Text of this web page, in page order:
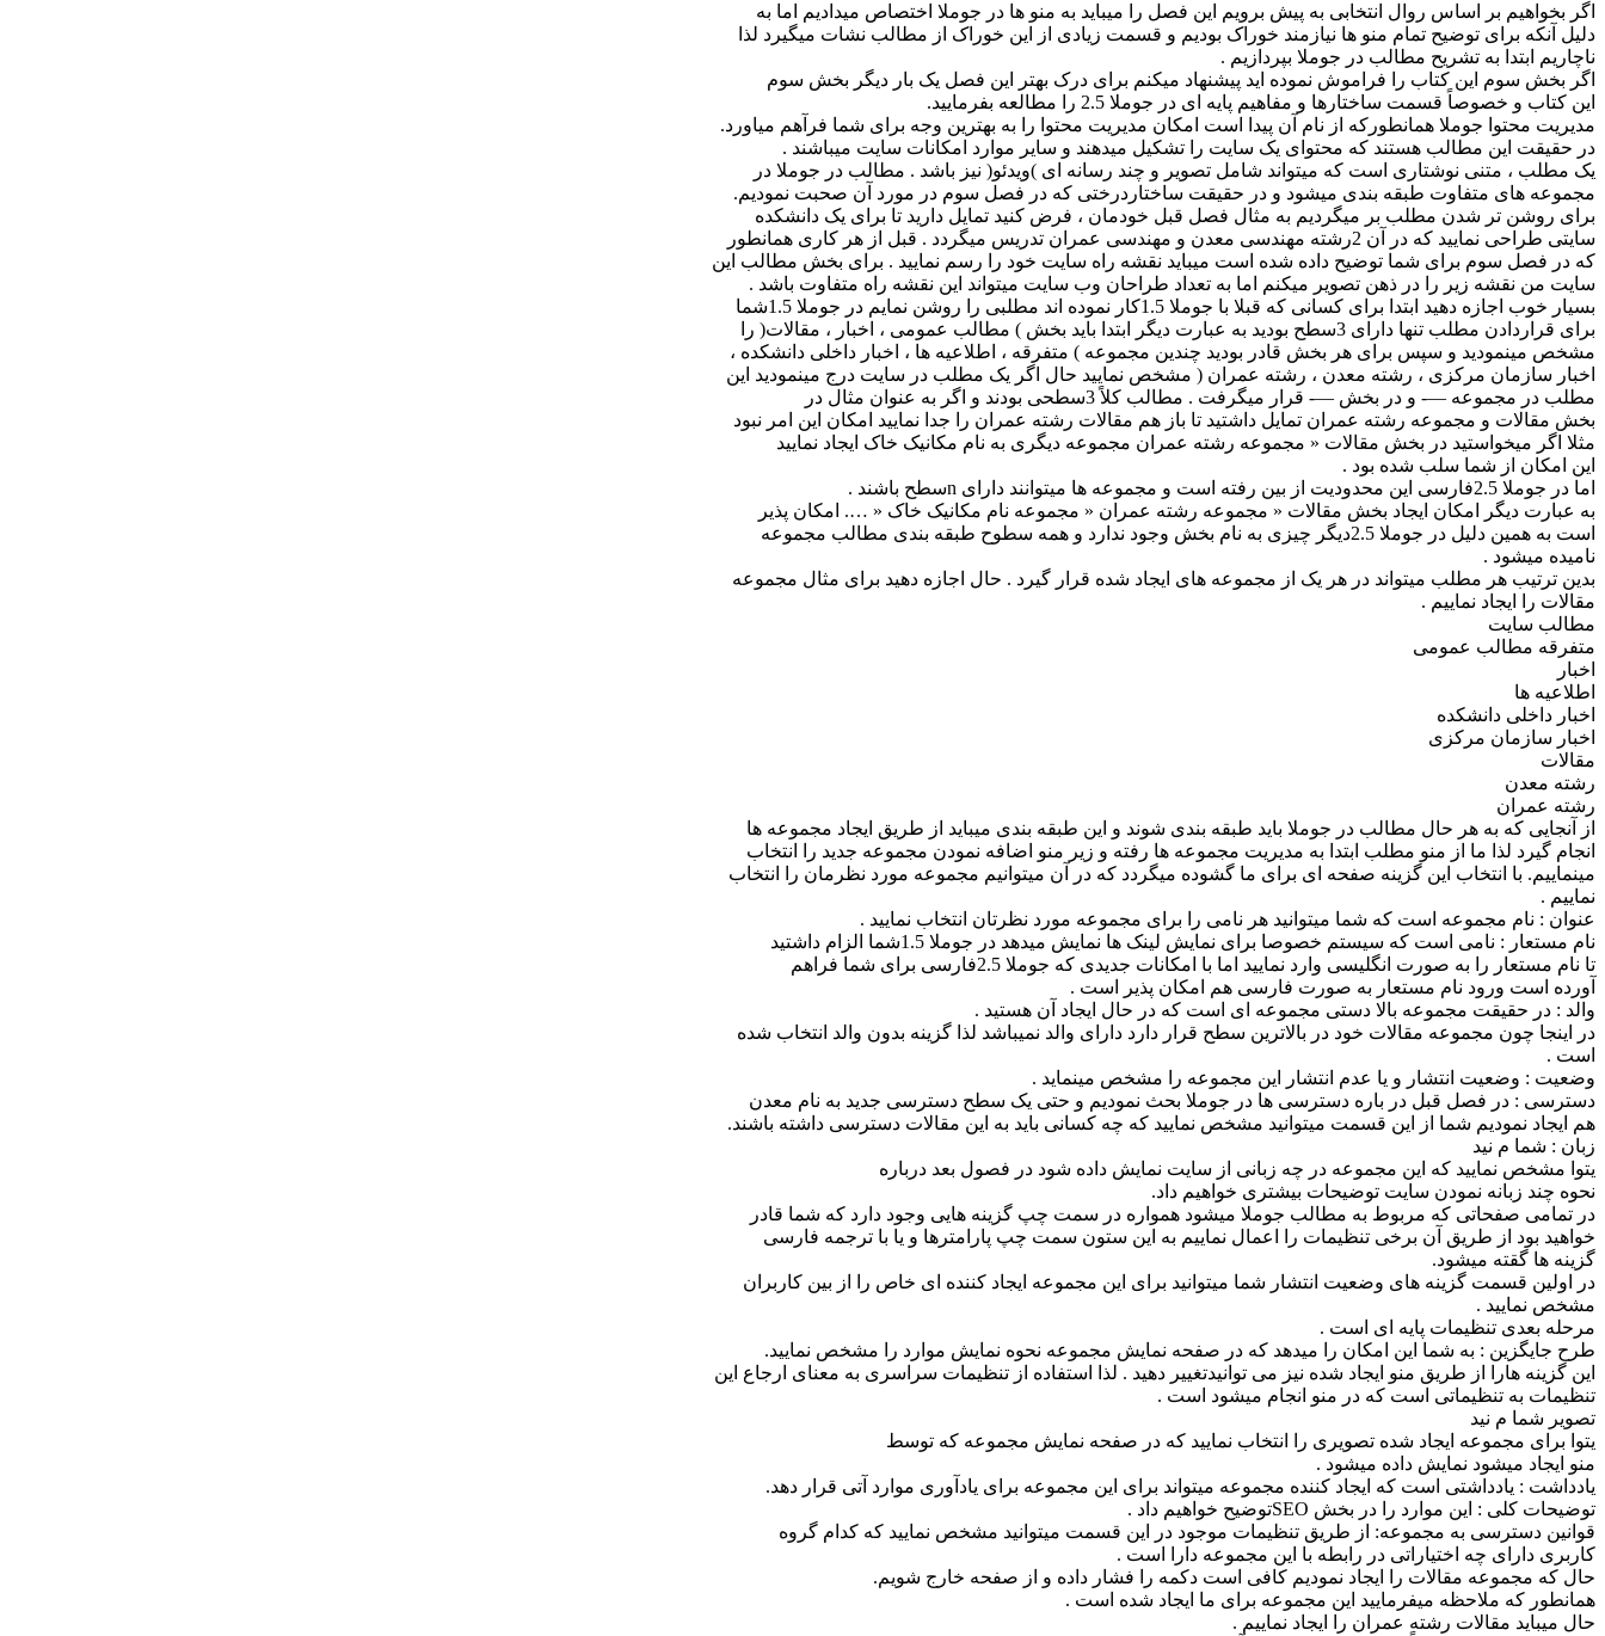
اگر بخواهیم بر اساس روال انتخابی به پیش برویم این فصل را میباید به منو ها در جوملا اختصاص میدادیم اما به
دلیل آنکه برای توضیح تمام منو ها نیازمند خوراک بودیم و قسمت زیادی از این خوراک از مطالب نشات میگیرد لذا
ناچاریم ابتدا به تشریح مطالب در جوملا بپردازیم .
اگر بخش سوم این کتاب را فراموش نموده اید پیشنهاد میکنم برای درک بهتر این فصل یک بار دیگر بخش سوم
این کتاب و خصوصاً قسمت ساختارها و مفاهیم پایه ای در جوملا 2.5 را مطالعه بفرمایید.
مدیریت محتوا جوملا همانطورکه از نام آن پیدا است امکان مدیریت محتوا را به بهترین وجه برای شما فرآهم میاورد.
در حقیقت این مطالب هستند که محتوای یک سایت را تشکیل میدهند و سایر موارد امکانات سایت میباشند .
یک مطلب ، متنی نوشتاری است که میتواند شامل تصویر و چند رسانه ای )ویدئو( نیز باشد . مطالب در جوملا در
مجموعه های متفاوت طبقه بندی میشود و در حقیقت ساختاردرختی که در فصل سوم در مورد آن صحبت نمودیم.
برای روشن تر شدن مطلب بر میگردیم به مثال فصل قبل خودمان ، فرض کنید تمایل دارید تا برای یک دانشکده
سایتی طراحی نمایید که در آن 2رشته مهندسی معدن و مهندسی عمران تدریس میگردد . قبل از هر کاری همانطور
که در فصل سوم برای شما توضیح داده شده است میباید نقشه راه سایت خود را رسم نمایید . برای بخش مطالب این
سایت من نقشه زیر را در ذهن تصویر میکنم اما به تعداد طراحان وب سایت میتواند این نقشه راه متفاوت باشد .
بسیار خوب اجازه دهید ابتدا برای کسانی که قبلا با جوملا 1.5کار نموده اند مطلبی را روشن نمایم در جوملا 1.5شما
برای قراردادن مطلب تنها دارای 3سطح بودید به عبارت دیگر ابتدا باید بخش ) مطالب عمومی ، اخبار ، مقالات( را
مشخص مینمودید و سپس برای هر بخش قادر بودید چندین مجموعه ) متفرقه ، اطلاعیه ها ، اخبار داخلی دانشکده ،
اخبار سازمان مرکزی ، رشته معدن ، رشته عمران ( مشخص نمایید حال اگر یک مطلب در سایت درج مینمودید این
مطلب در مجموعه —- و در بخش —- قرار میگرفت . مطالب کلاً 3سطحی بودند و اگر به عنوان مثال در
بخش مقالات و مجموعه رشته عمران تمایل داشتید تا باز هم مقالات رشته عمران را جدا نمایید امکان این امر نبود
مثلا اگر میخواستید در بخش مقالات « مجموعه رشته عمران مجموعه دیگری به نام مکانیک خاک ایجاد نمایید
این امکان از شما سلب شده بود .
اما در جوملا 2.5فارسی این محدودیت از بین رفته است و مجموعه ها میتوانند دارای nسطح باشند .
به عبارت دیگر امکان ایجاد بخش مقالات « مجموعه رشته عمران « مجموعه نام مکانیک خاک « …. امکان پذیر
است به همین دلیل در جوملا 2.5دیگر چیزی به نام بخش وجود ندارد و همه سطوح طبقه بندی مطالب مجموعه
نامیده میشود .
بدین ترتیب هر مطلب میتواند در هر یک از مجموعه های ایجاد شده قرار گیرد . حال اجازه دهید برای مثال مجموعه
مقالات را ایجاد نماییم .
مطالب سایت
متفرقه مطالب عمومی
اخبار
اطلاعیه ها
اخبار داخلی دانشکده
اخبار سازمان مرکزی
مقالات
رشته معدن
رشته عمران
از آنجایی که به هر حال مطالب در جوملا باید طبقه بندی شوند و این طبقه بندی میباید از طریق ایجاد مجموعه ها
انجام گیرد لذا ما از منو مطلب ابتدا به مدیریت مجموعه ها رفته و زیر منو اضافه نمودن مجموعه جدید را انتخاب
مینماییم. با انتخاب این گزینه صفحه ای برای ما گشوده میگردد که در آن میتوانیم مجموعه مورد نظرمان را انتخاب
نماییم .
عنوان : نام مجموعه است که شما میتوانید هر نامی را برای مجموعه مورد نظرتان انتخاب نمایید .
نام مستعار : نامی است که سیستم خصوصا برای نمایش لینک ها نمایش میدهد در جوملا 1.5شما الزام داشتید
تا نام مستعار را به صورت انگلیسی وارد نمایید اما با امکانات جدیدی که جوملا 2.5فارسی برای شما فراهم
آورده است ورود نام مستعار به صورت فارسی هم امکان پذیر است .
والد : در حقیقت مجموعه بالا دستی مجموعه ای است که در حال ایجاد آن هستید .
در اینجا چون مجموعه مقالات خود در بالاترین سطح قرار دارد دارای والد نمیباشد لذا گزینه بدون والد انتخاب شده
است .
وضعیت : وضعیت انتشار و یا عدم انتشار این مجموعه را مشخص مینماید .
دسترسی : در فصل قبل در باره دسترسی ها در جوملا بحث نمودیم و حتی یک سطح دسترسی جدید به نام معدن
هم ایجاد نمودیم شما از این قسمت میتوانید مشخص نمایید که چه کسانی باید به این مقالات دسترسی داشته باشند.
زبان : شما م نید
یتوا مشخص نمایید که این مجموعه در چه زبانی از سایت نمایش داده شود در فصول بعد درباره
نحوه چند زبانه نمودن سایت توضیحات بیشتری خواهیم داد.
در تمامی صفحاتی که مربوط به مطالب جوملا میشود همواره در سمت چپ گزینه هایی وجود دارد که شما قادر
خواهید بود از طریق آن برخی تنظیمات را اعمال نماییم به این ستون سمت چپ پارامترها و یا با ترجمه فارسی
گزینه ها گقته میشود.
در اولین قسمت گزینه های وضعیت انتشار شما میتوانید برای این مجموعه ایجاد کننده ای خاص را از بین کاربران
مشخص نمایید .
مرحله بعدی تنظیمات پایه ای است .
طرح جایگزین : به شما این امکان را میدهد که در صفحه نمایش مجموعه نحوه نمایش موارد را مشخص نمایید.
این گزینه هارا از طریق منو ایجاد شده نیز می توانیدتغییر دهید . لذا استفاده از تنظیمات سراسری به معنای ارجاع این
تنظیمات به تنظیماتی است که در منو انجام میشود است .
تصویر شما م نید
یتوا برای مجموعه ایجاد شده تصویری را انتخاب نمایید که در صفحه نمایش مجموعه که توسط
منو ایجاد میشود نمایش داده میشود .
یادداشت : یادداشتی است که ایجاد کننده مجموعه میتواند برای این مجموعه برای یادآوری موارد آتی قرار دهد.
توضیحات کلی : این موارد را در بخش SEOتوضیح خواهیم داد .
قوانین دسترسی به مجموعه: از طریق تنظیمات موجود در این قسمت میتوانید مشخص نمایید که کدام گروه
کاربری دارای چه اختیاراتی در رابطه با این مجموعه دارا است .
حال که مجموعه مقالات را ایجاد نمودیم کافی است دکمه را فشار داده و از صفحه خارج شویم.
همانطور که ملاحظه میفرمایید این مجموعه برای ما ایجاد شده است .
حال میباید مقالات رشته عمران را ایجاد نماییم .